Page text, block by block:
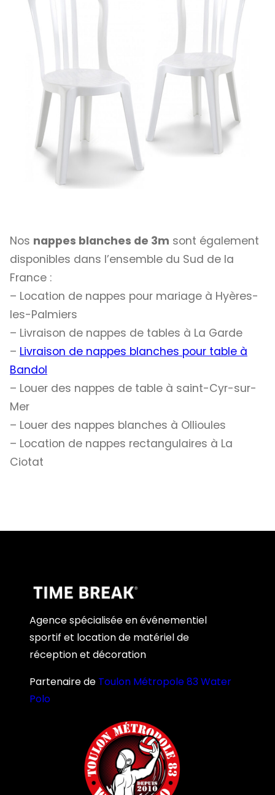
Nos nappes blanches de 3m sont également
disponibles dans l’ensemble du Sud de la
France :
– Location de nappes pour mariage à Hyères-
les-Palmiers
– Livraison de nappes de tables à La Garde
– Livraison de nappes blanches pour table à
Bandol
– Louer des nappes de table à saint-Cyr-sur-
Mer
– Louer des nappes blanches à Ollioules
– Location de nappes rectangulaires à La
Ciotat
Agence spécialisée en événementiel
sportif et location de matériel de
réception et décoration
Partenaire de Toulon Métropole 83 Water
Polo